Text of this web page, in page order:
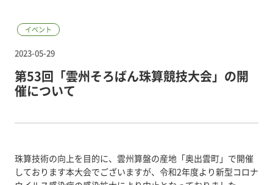
イベント
2023-05-29
第53回「雲州そろばん珠算競技大会」の開
催について
珠算技術の向上を目的に、雲州算盤の産地「奥出雲町」で開催
しております本大会でございますが、令和2年度より新型コロナ